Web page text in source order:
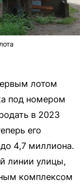
лотом
под номером
в 2023
его
4,7 миллиона.
линии улицы,
комплексом